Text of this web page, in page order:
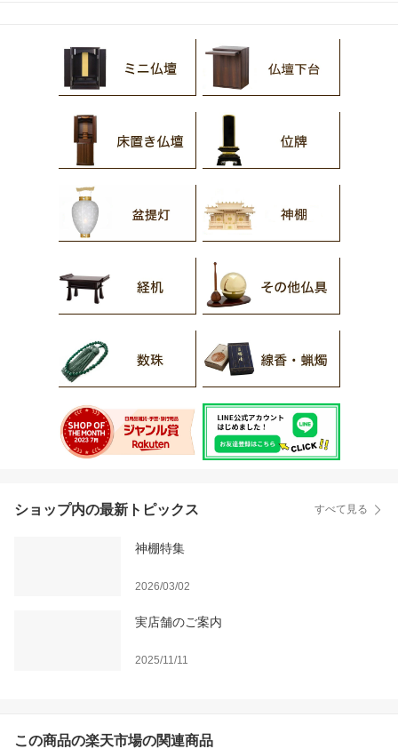
ショップ内の最新トピックス すべて見る
神棚特集
2026/03/02
実店舗のご案内
2025/11/11
この商品の楽天市場の関連商品